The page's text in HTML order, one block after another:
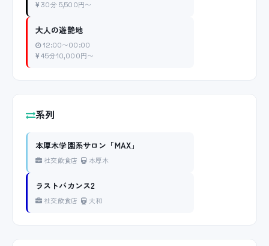
30分 5,500円〜
大人の遊艶地
12:00〜00:00
45分10,000円〜
系列
本厚木学園系サロン「MAX」
社交飲食店 本厚木
ラストバカンス2
社交飲食店 大和